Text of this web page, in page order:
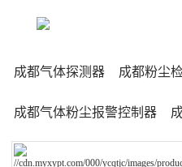
成都气体探测器 成都粉尘
成都气体粉尘报警控制器